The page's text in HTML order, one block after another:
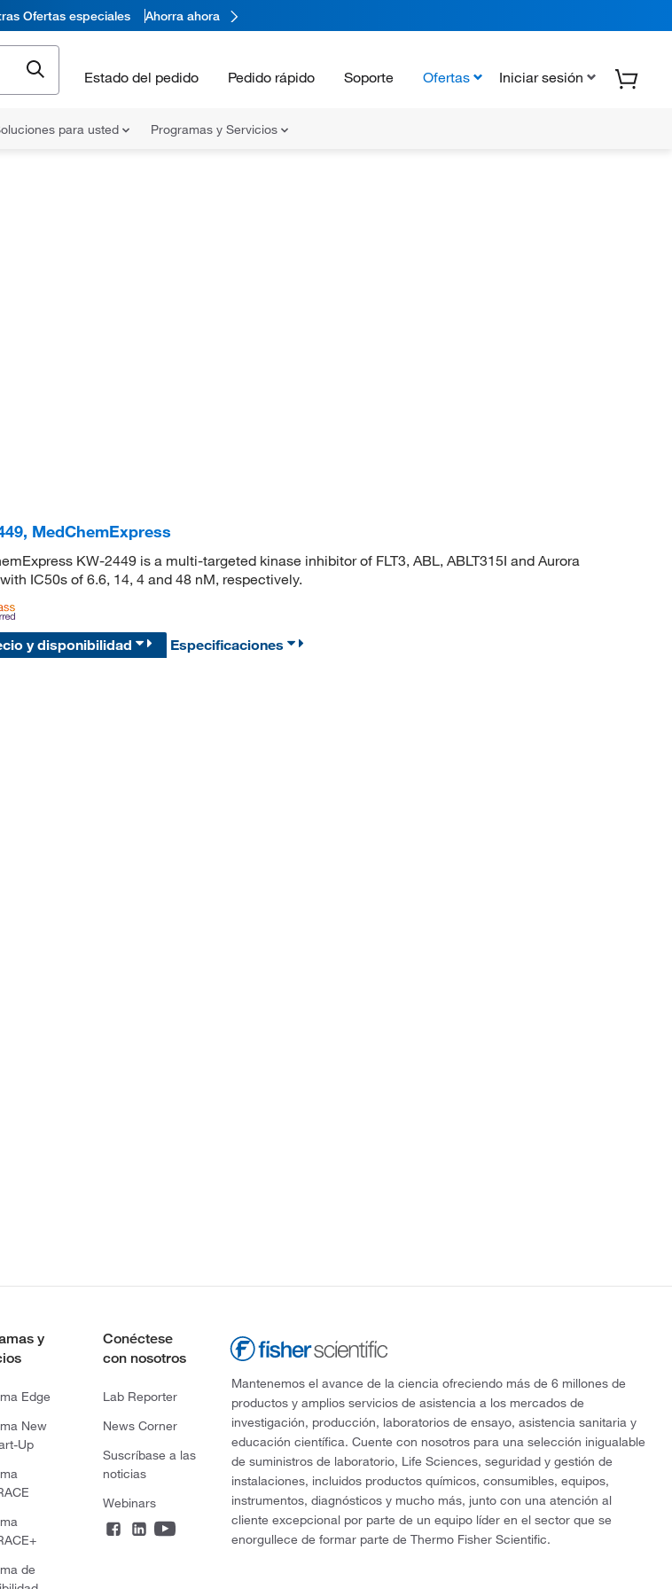
Ofertas especiales Ahorra ahora
Estado del pedido Pedido rápido Soporte Ofertas Iniciar sesión
para usted Programas y Servicios
MedChemExpress
KW-2449 is a multi-targeted kinase inhibitor of FLT3, ABL, ABLT315I and Aurora
IC50s of 6.6, 14, 4 and 48 nM, respectively.
y disponibilidad Especificaciones
y
Edge
New
Up
de
Conéctese
con nosotros
Lab Reporter
News Corner
Suscríbase a las
noticias
Webinars
Mantenemos el avance de la ciencia ofreciendo más de 6 millones de
productos y amplios servicios de asistencia a los mercados de
investigación, producción, laboratorios de ensayo, asistencia sanitaria y
educación científica. Cuente con nosotros para una selección inigualable
de suministros de laboratorio, Life Sciences, seguridad y gestión de
instalaciones, incluidos productos químicos, consumibles, equipos,
instrumentos, diagnósticos y mucho más, junto con una atención al
cliente excepcional por parte de un equipo líder en el sector que se
enorgullece de formar parte de Thermo Fisher Scientific.